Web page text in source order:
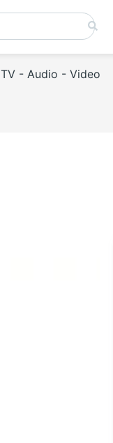
TV - Audio - Video